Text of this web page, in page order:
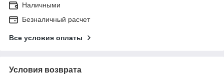
Наличными
Безналичный расчет
Все условия оплаты
Условия возврата